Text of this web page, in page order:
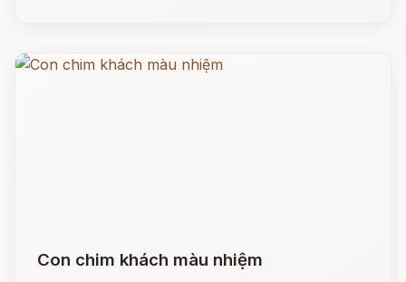
Con chim khách màu nhiệm